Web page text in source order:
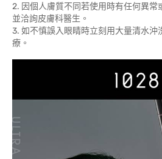
2. 因個人膚質不同若使用時有任何異常
並洽詢皮膚科醫生。
3. 如不慎誤入眼睛時立刻用大量清水沖
療。